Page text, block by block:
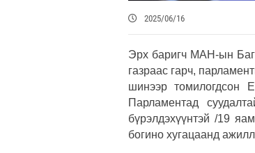
2025/06/16
Эрх баригч МАН-ын
газраас гарч,
шинээр томилогдсон
Парламентад
бүрэлдэхүүнтэй /19
богино хугацаанд